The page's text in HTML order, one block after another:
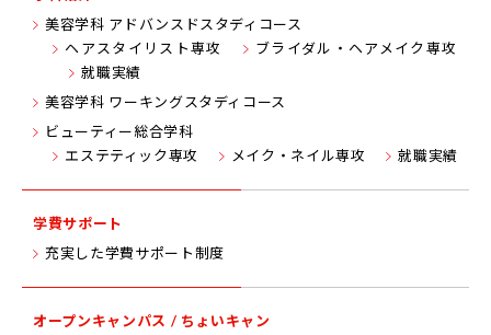
美容学科 アドバンスドスタディコース
ヘアスタイリスト専攻
ブライダル・ヘアメイク専攻
就職実績
美容学科 ワーキングスタディコース
ビューティー総合学科
エステティック専攻
メイク・ネイル専攻 就職実績
学費サポート
充実した学費サポート制度
オープンキャンパス / ちょいキャン